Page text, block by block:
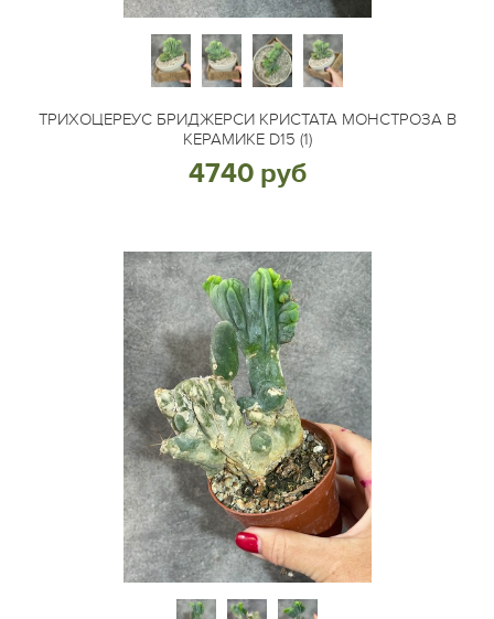
ТРИХОЦЕРЕУС БРИДЖЕРСИ КРИСТАТА МОНСТРОЗА В
КЕРАМИКЕ D15 (1)
4740 руб